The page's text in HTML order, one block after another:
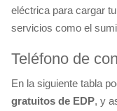
eléctrica para cargar
servicios como el
Teléfono de
En la siguiente tabla
gratuitos de EDP, y